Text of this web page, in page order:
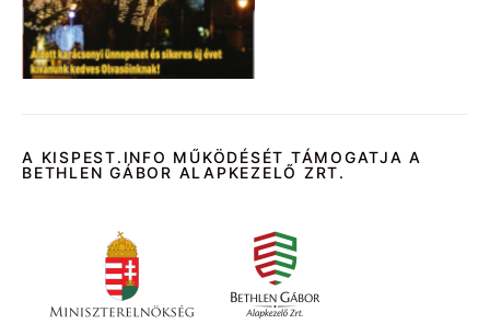
A KISPEST.INFO MŰKÖDÉSÉT TÁMOGATJA A
BETHLEN GÁBOR ALAPKEZELŐ ZRT.